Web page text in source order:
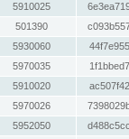
5910025
501390
5930060
5970035
5910020
5970026
5952050